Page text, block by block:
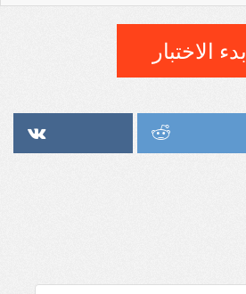
بدء الاختبار